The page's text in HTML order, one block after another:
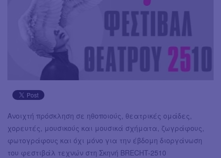
Ανοιχτή πρόσκληση σε ηθοποιούς, θεατρικές ομάδες,
χορευτές, μουσικούς και μουσικά σχήματα, ζωγράφους,
φωτογράφους και όχι μόνο για την έβδομη διοργάνωση
του φεστιβάλ τεχνών στη Σκηνή BRECHT-2510